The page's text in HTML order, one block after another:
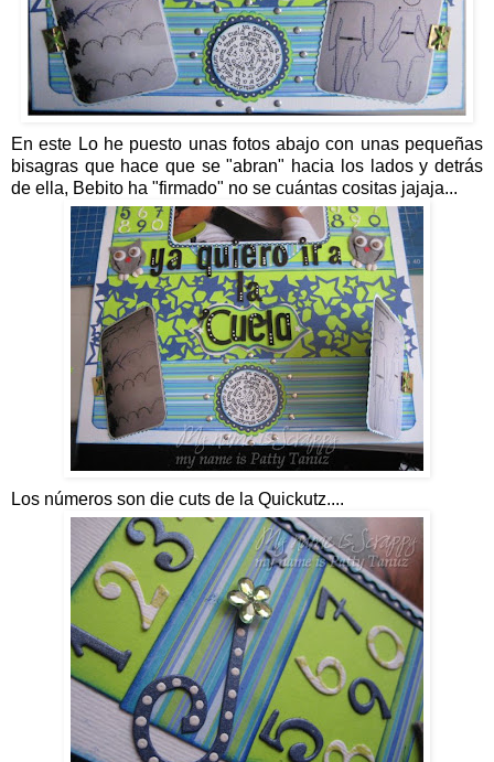
En este Lo he puesto unas fotos abajo con unas pequeñas
bisagras que hace que se "abran" hacia los lados y detrás
de ella, Bebito ha "firmado" no se cuántas cositas jajaja...
Los números son die cuts de la Quickutz....